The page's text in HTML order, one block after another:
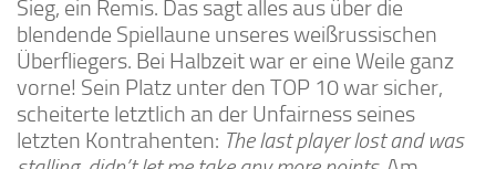
Sieg, ein Remis. Das sagt alles aus über die
blendende Spiellaune unseres weißrussischen
Überfliegers. Bei Halbzeit war er eine Weile ganz
vorne! Sein Platz unter den TOP 10 war sicher,
scheiterte letztlich an der Unfairness seines
letzten Kontrahenten: The last player lost and was